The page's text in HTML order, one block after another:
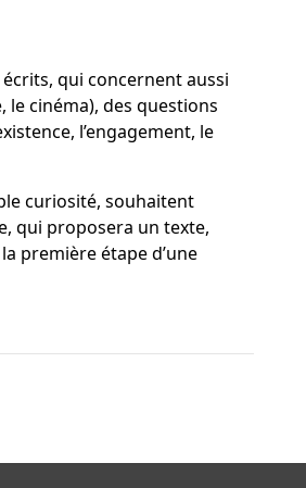
qui concernent aussi
cinéma), des questions
l’engagement, le
curiosité, souhaitent
qui proposera un texte,
première étape d’une